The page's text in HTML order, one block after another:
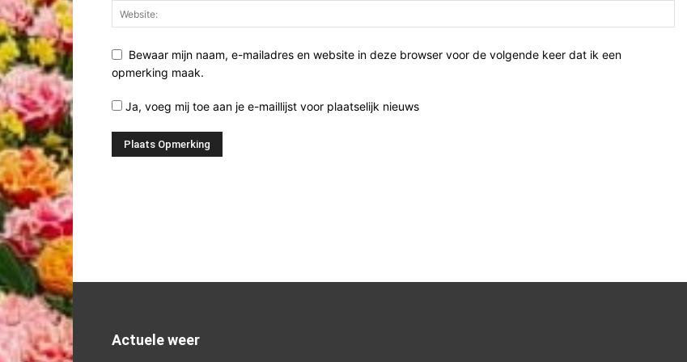
Bewaar mijn naam, e-mailadres en website in deze browser voor de volgende keer dat ik een
opmerking maak.
Ja, voeg mij toe aan je e-maillijst voor plaatselijk nieuws
Actuele weer